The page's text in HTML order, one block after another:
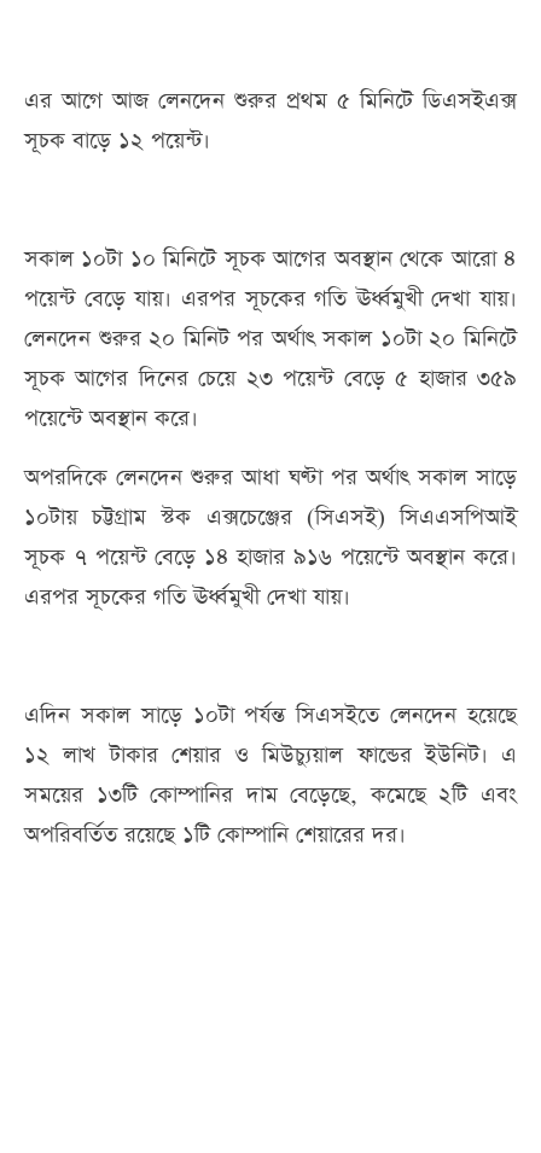
এর আগে আজ লেনদেন শুরুর প্রথম ৫ মিনিটে ডিএসইএক্স
সূচক বাড়ে ১২ পয়েন্ট।
সকাল ১০টা ১০ মিনিটে সূচক আগের অবস্থান থেকে আরো ৪
পয়েন্ট বেড়ে যায়। এরপর সূচকের গতি ঊর্ধ্বমুখী দেখা যায়।
লেনদেন শুরুর ২০ মিনিট পর অর্থাৎ সকাল ১০টা ২০ মিনিটে
সূচক আগের দিনের চেয়ে ২৩ পয়েন্ট বেড়ে ৫ হাজার ৩৫৯
পয়েন্টে অবস্থান করে।
অপরদিকে লেনদেন শুরুর আধা ঘণ্টা পর অর্থাৎ সকাল সাড়ে
১০টায় চট্টগ্রাম স্টক এক্সচেঞ্জের (সিএসই) সিএএসপিআই
সূচক ৭ পয়েন্ট বেড়ে ১৪ হাজার ৯১৬ পয়েন্টে অবস্থান করে।
এরপর সূচকের গতি ঊর্ধ্বমুখী দেখা যায়।
এদিন সকাল সাড়ে ১০টা পর্যন্ত সিএসইতে লেনদেন হয়েছে
১২ লাখ টাকার শেয়ার ও মিউচ্যুয়াল ফান্ডের ইউনিট। এ
সময়ের ১৩টি কোম্পানির দাম বেড়েছে, কমেছে ২টি এবং
অপরিবর্তিত রয়েছে ১টি কোম্পানি শেয়ারের দর।